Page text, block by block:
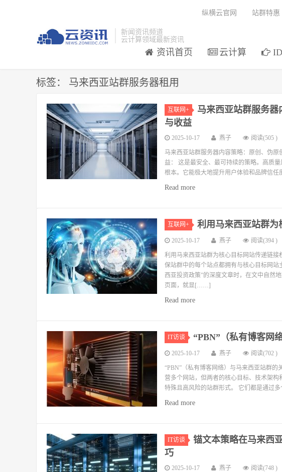
新闻资讯频道
云计算领域最新资讯
资讯首页 云计算
纵横云官网 站群特惠
标签： 马来西亚站群服务器租用
互联网+
马来西亚站群服务
与收益
2025-10-17 燕子 阅读(505 )
马来西亚站群服务器内容策略：原创、伪
益： 这是最安全、最可持续的策略。高质
根本。它能极大地提升用户体验和品牌信
Read more
互联网+ 利用马来西亚站群
2025-10-17 燕子 阅读(394 )
利用马来西亚站群为核心目标网站传递链
保站群中的每个站点都拥有与核心目标网
西亚投资政策”的深度文章时，在文中自然
页面，就显[……]
Read more
IT访谈 “PBN”（私有博客网
2025-10-17 燕子 阅读(702 )
“PBN”（私有博客网络）与马来西亚站群
营多个网站，但两者的核心目标、技术架
特殊且高风险的站群形式。 它们都是通过
Read more
IT访谈
锚文本策略在马来西
巧
2025-10-17 燕子 阅读(748 )